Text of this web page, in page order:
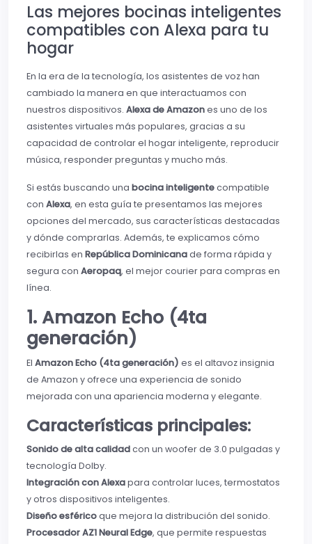
Las mejores bocinas inteligentes
compatibles con Alexa para tu
hogar
En la era de la tecnología, los asistentes de voz han
cambiado la manera en que interactuamos con
nuestros dispositivos. Alexa de Amazones uno de los
asistentes virtuales más populares, gracias a su
capacidad de controlar el hogar inteligente, reproducir
música, responder preguntas y mucho más.
Si estás buscando una bocina inteligentecompatible
con Alexa, en esta guía te presentamos las mejores
opciones del mercado, sus características destacadas
y dónde comprarlas. Además, te explicamos cómo
recibirlas en República Dominicanade forma rápida y
segura con Aeropaq, el mejor courier para compras en
línea.
1. Amazon Echo (4ta
generación)
El Amazon Echo (4ta generación) es el altavoz insignia
de Amazon y ofrece una experiencia de sonido
mejorada con una apariencia moderna y elegante.
Características principales:
Sonido de alta calidadcon un woofer de 3.0 pulgadas y
tecnología Dolby.
Integración con Alexapara controlar luces, termostatos
y otros dispositivos inteligentes.
Diseño esféricoque mejora la distribución del sonido.
Procesador AZ1 Neural Edge, que permite respuestas